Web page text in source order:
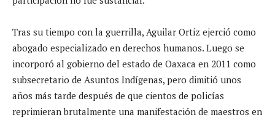
Tras su tiempo con la guerrilla, Aguilar Ortiz ejerció como
abogado especializado en derechos humanos. Luego se
incorporó al gobierno del estado de Oaxaca en 2011 como
subsecretario de Asuntos Indígenas, pero dimitió unos
años más tarde después de que cientos de policías
reprimieran brutalmente una manifestación de maestros en